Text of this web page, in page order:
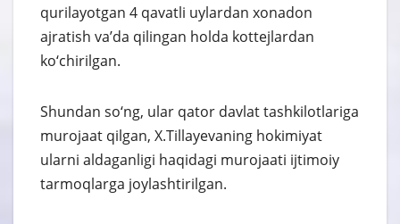
qurilayotgan 4 qavatli uylardan xonadon
ajratish va’da qilingan holda kottejlardan
ko‘chirilgan.
Shundan so‘ng, ular qator davlat tashkilotlariga
murojaat qilgan, X.Tillayevaning hokimiyat
ularni aldaganligi haqidagi murojaati ijtimoiy
tarmoqlarga joylashtirilgan.